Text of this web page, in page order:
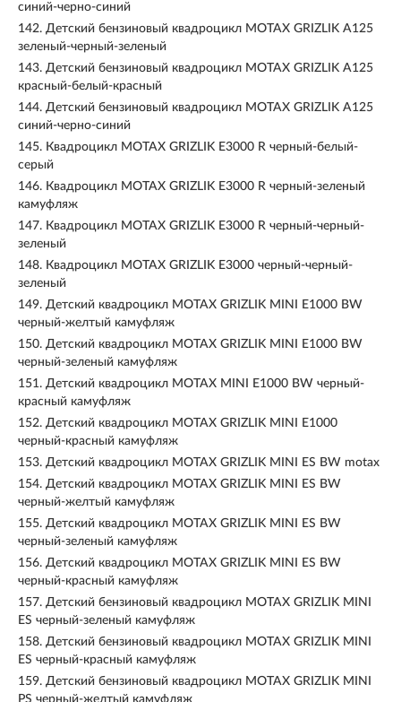
синий-черно-синий
142. Детский бензиновый квадроцикл MOTAX GRIZLIK A125
зеленый-черный-зеленый
143. Детский бензиновый квадроцикл MOTAX GRIZLIK A125
красный-белый-красный
144. Детский бензиновый квадроцикл MOTAX GRIZLIK A125
синий-черно-синий
145. Квадроцикл MOTAX GRIZLIK E3000 R черный-белый-
серый
146. Квадроцикл MOTAX GRIZLIK E3000 R черный-зеленый
камуфляж
147. Квадроцикл MOTAX GRIZLIK E3000 R черный-черный-
зеленый
148. Квадроцикл MOTAX GRIZLIK E3000 черный-черный-
зеленый
149. Детский квадроцикл MOTAX GRIZLIK MINI E1000 BW
черный-желтый камуфляж
150. Детский квадроцикл MOTAX GRIZLIK MINI E1000 BW
черный-зеленый камуфляж
151. Детский квадроцикл MOTAX MINI E1000 BW черный-
красный камуфляж
152. Детский квадроцикл MOTAX GRIZLIK MINI E1000
черный-красный камуфляж
153. Детский квадроцикл MOTAX GRIZLIK MINI ES BW motax
154. Детский квадроцикл MOTAX GRIZLIK MINI ES BW
черный-желтый камуфляж
155. Детский квадроцикл MOTAX GRIZLIK MINI ES BW
черный-зеленый камуфляж
156. Детский квадроцикл MOTAX GRIZLIK MINI ES BW
черный-красный камуфляж
157. Детский бензиновый квадроцикл MOTAX GRIZLIK MINI
ES черный-зеленый камуфляж
158. Детский бензиновый квадроцикл MOTAX GRIZLIK MINI
ES черный-красный камуфляж
159. Детский бензиновый квадроцикл MOTAX GRIZLIK MINI
PS черный-желтый камуфляж